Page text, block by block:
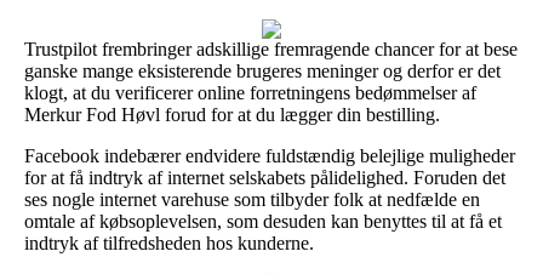
Trustpilot frembringer adskillige fremragende chancer for at bese
ganske mange eksisterende brugeres meninger og derfor er det
klogt, at du verificerer online forretningens bedømmelser af
Merkur Fod Høvl forud for at du lægger din bestilling.
Facebook indebærer endvidere fuldstændig belejlige muligheder
for at få indtryk af internet selskabets pålidelighed. Foruden det
ses nogle internet varehuse som tilbyder folk at nedfælde en
omtale af købsoplevelsen, som desuden kan benyttes til at få et
indtryk af tilfredsheden hos kunderne.